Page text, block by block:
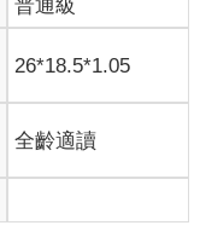
普通級
26*18.5*1.05
全齡適讀